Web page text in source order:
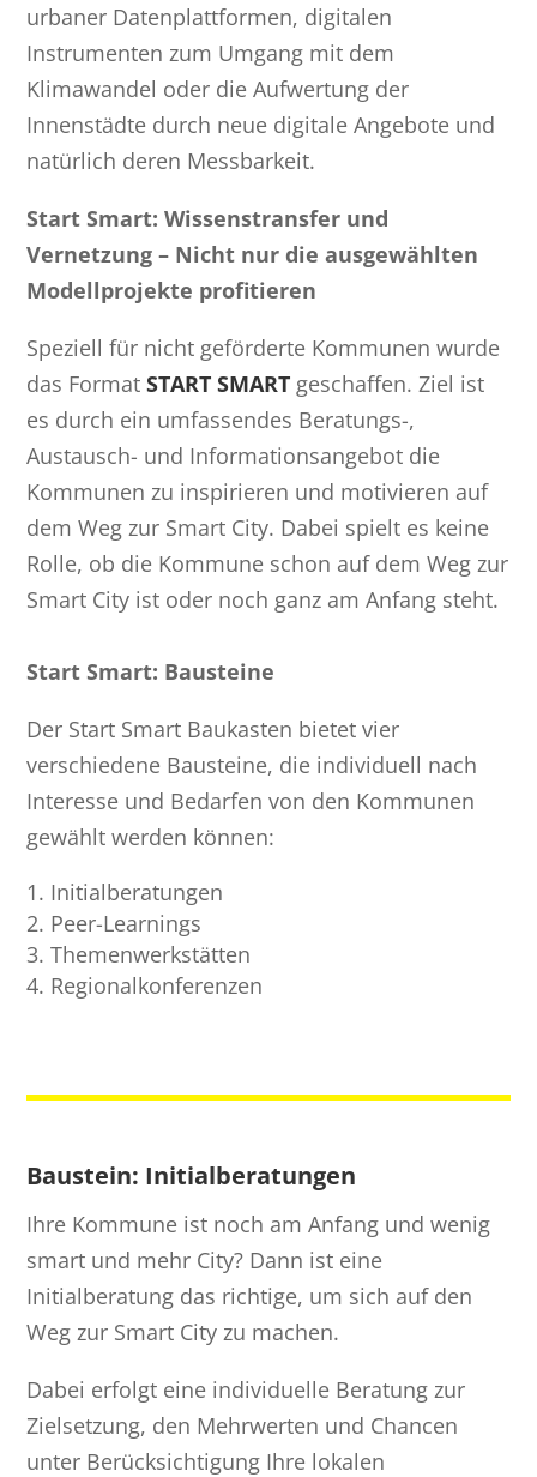
urbaner Datenplattformen, digitalen
Instrumenten zum Umgang mit dem
Klimawandel oder die Aufwertung der
Innenstädte durch neue digitale Angebote und
natürlich deren Messbarkeit.
Start Smart: Wissenstransfer und
Vernetzung – Nicht nur die ausgewählten
Modellprojekte profitieren
Speziell für nicht geförderte Kommunen wurde
das FormatSTART SMART geschaffen. Ziel ist
es durch ein umfassendes Beratungs-,
Austausch- und Informationsangebot die
Kommunen zu inspirieren und motivieren auf
dem Weg zur Smart City. Dabei spielt es keine
Rolle, ob die Kommune schon auf dem Weg zur
Smart City ist oder noch ganz am Anfang steht.
Start Smart: Bausteine
Der Start Smart Baukasten bietet vier
verschiedene Bausteine, die individuell nach
Interesse und Bedarfen von den Kommunen
gewählt werden können:
Initialberatungen
Peer-Learnings
Themenwerkstätten
Regionalkonferenzen
Baustein: Initialberatungen
Ihre Kommune ist noch am Anfang und wenig
smart und mehr City? Dann ist eine
Initialberatung das richtige, um sich auf den
Weg zur Smart City zu machen.
Dabei erfolgt eine individuelle Beratung zur
Zielsetzung, den Mehrwerten und Chancen
unter Berücksichtigung Ihre lokalen